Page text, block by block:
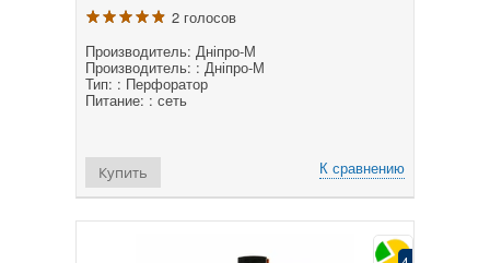
2 голосов
Производитель: Дніпро-М
Производитель: : Дніпро-М
Тип: : Перфоратор
Питание: : сеть
К сравнению
Купить